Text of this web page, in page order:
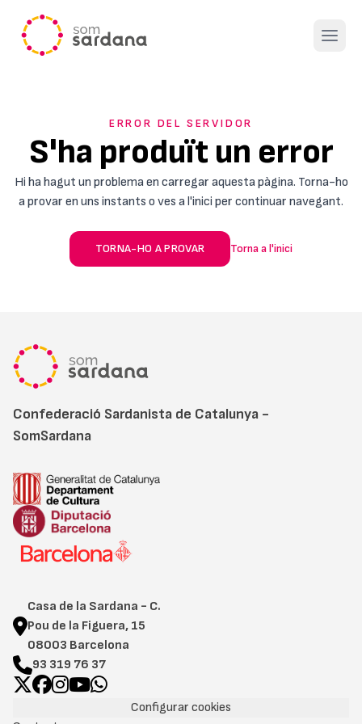
Open
ERROR DEL SERVIDOR
S'ha produït un error
Hi ha hagut un problema en carregar aquesta pàgina. Torna-ho
a provar en uns instants o ves a l'inici per continuar navegant.
TORNA-HO A PROVAR Torna a l'inici
Confederació Sardanista de Catalunya -
SomSardana
Casa de la Sardana - C.
Pou de la Figuera, 15
08003 Barcelona
93 319 76 37
Configurar cookies